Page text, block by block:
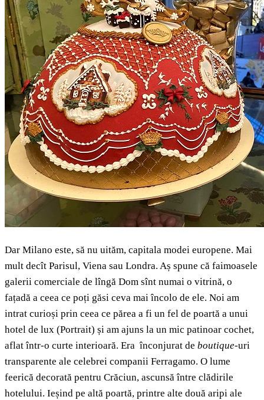
Dar Milano este, să nu uităm, capitala modei europene. Mai
mult decît Parisul, Viena sau Londra. Aș spune că faimoasele
galerii comerciale de lîngă Dom sînt numai o vitrină, o
fațadă a ceea ce poți găsi ceva mai încolo de ele. Noi am
intrat curioși prin ceea ce părea a fi un fel de poartă a unui
hotel de lux (Portrait) și am ajuns la un mic patinoar cochet,
aflat într-o curte interioară. Era înconjurat de boutique-uri
transparente ale celebrei companii Ferragamo. O lume
feerică decorată pentru Crăciun, ascunsă între clădirile
hotelului. Ieșind pe altă poartă, printre alte două aripi ale